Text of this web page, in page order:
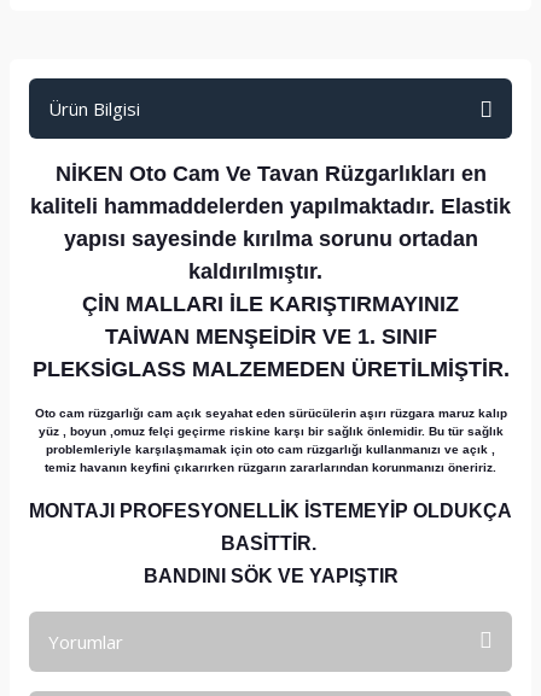
Ürün Bilgisi
NİKEN Oto Cam Ve Tavan Rüzgarlıkları en
kaliteli hammaddelerden yapılmaktadır. Elastik
yapısı sayesinde kırılma sorunu ortadan
kaldırılmıştır.
ÇİN MALLARI İLE KARIŞTIRMAYINIZ
TAİWAN MENŞEİDİR VE 1. SINIF
PLEKSİGLASS MALZEMEDEN ÜRETİLMİŞTİR.
Oto cam rüzgarlığı cam açık seyahat eden sürücülerin aşırı rüzgara maruz kalıp
yüz , boyun ,omuz felçi geçirme riskine karşı bir sağlık önlemidir. Bu tür sağlık
problemleriyle karşılaşmamak için oto cam rüzgarlığı kullanmanızı ve açık ,
temiz havanın keyfini çıkarırken rüzgarın zararlarından korunmanızı öneririz.
MONTAJI PROFESYONELLİK İSTEMEYİP OLDUKÇA
BASİTTİR.
BANDINI SÖK VE YAPIŞTIR
Yorumlar